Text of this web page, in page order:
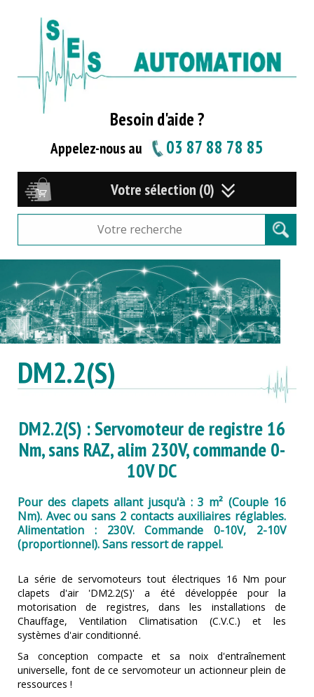
Besoin d'aide ?
Appelez-nous au 03 87 88 78 85
Votre sélection (0)
DM2.2(S)
DM2.2(S) : Servomoteur de registre 16
Nm, sans RAZ, alim 230V, commande 0-
10V DC
Pour des clapets allant jusqu'à : 3 m² (Couple 16
Nm). Avec ou sans 2 contacts auxiliaires réglables.
Alimentation : 230V. Commande 0-10V, 2-10V
(proportionnel). Sans ressort de rappel.
La série de servomoteurs tout électriques 16 Nm pour
clapets d'air 'DM2.2(S)' a été développée pour la
motorisation de registres, dans les installations de
Chauffage, Ventilation Climatisation (C.V.C.) et les
systèmes d'air conditionné.
Sa conception compacte et sa noix d'entraînement
universelle, font de ce servomoteur un actionneur plein de
ressources !